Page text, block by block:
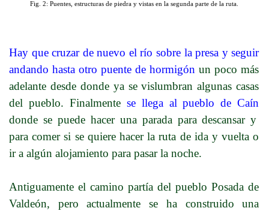
Fig. 2: Puentes, estructuras de piedra y vistas en la segunda parte de la ruta.
Hay que cruzar de nuevo el río sobre la presa y seguir
andando hasta otro puente de hormigón un poco más
adelante desde donde ya se vislumbran algunas casas
del pueblo. Finalmente se llega al pueblo de Caín
donde se puede hacer una parada para descansar y
para comer si se quiere hacer la ruta de ida y vuelta o
ir a algún alojamiento para pasar la noche.
Antiguamente el camino partía del pueblo Posada de
Valdeón, pero actualmente se ha construido una